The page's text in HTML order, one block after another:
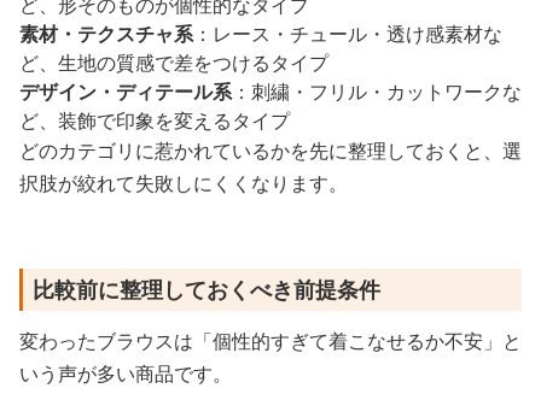
素材・テクスチャ系：レース・チュール・透け感素材な
ど、生地の質感で差をつけるタイプ
デザイン・ディテール系：刺繍・フリル・カットワークな
ど、装飾で印象を変えるタイプ
どのカテゴリに惹かれているかを先に整理しておくと、選
択肢が絞れて失敗しにくくなります。
比較前に整理しておくべき前提条件
変わったブラウスは「個性的すぎて着こなせるか不安」と
いう声が多い商品です。